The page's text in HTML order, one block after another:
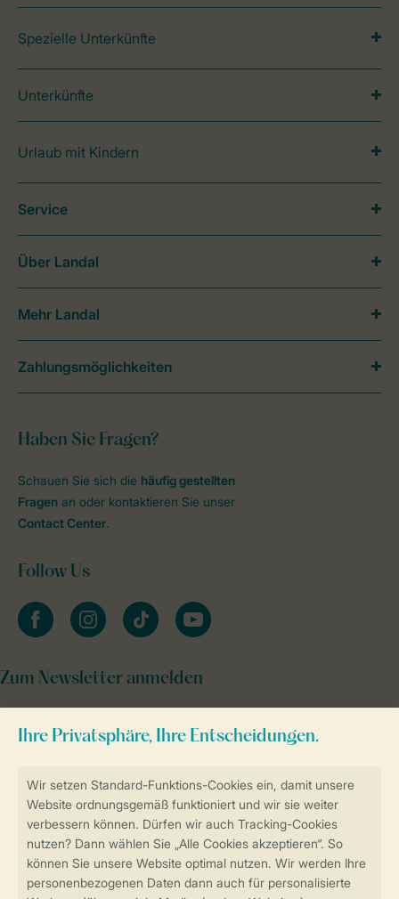
Sicher und schnell zur Online-Buchung
Sichere Datenübertragung
Sicheres Bezahlen
Spezielle Unterkünfte
Unterkünfte
Urlaub mit Kindern
Haben Sie Fragen?
Schauen Sie sich die häufig gestellten
Fragen an oder kontaktieren Sie unser
Contact Center.
Follow Us
facebookinstagramtiktok youtube
Zum Newsletter anmelden
Service
Über Landal
Mehr Landal
Zahlungsmöglichkeiten